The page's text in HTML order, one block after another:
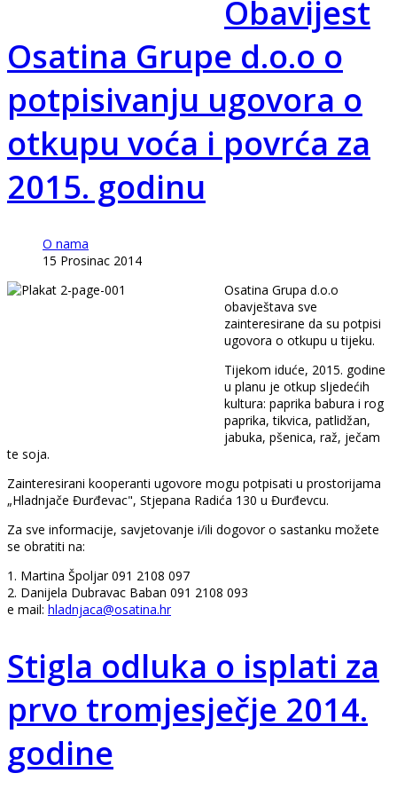
Obavijest
Osatina Grupe d.o.o o
potpisivanju ugovora o
otkupu voća i povrća za
2015. godinu
O nama
15 Prosinac 2014
Osatina Grupa d.o.o
obavještava sve
zainteresirane da su potpisi
ugovora o otkupu u tijeku.
Tijekom iduće, 2015. godine
u planu je otkup sljedećih
kultura: paprika babura i rog
paprika, tikvica, patlidžan,
jabuka, pšenica, raž, ječam
te soja.
Zainteresirani kooperanti ugovore mogu potpisati u prostorijama
„Hladnjače Đurđevac", Stjepana Radića 130 u Đurđevcu.
Za sve informacije, savjetovanje i/ili dogovor o sastanku možete
se obratiti na:
1. Martina Špoljar 091 2108 097
2. Danijela Dubravac Baban 091 2108 093
e mail: hladnjaca@osatina.hr
Stigla odluka o isplati za
prvo tromjesječje 2014.
godine